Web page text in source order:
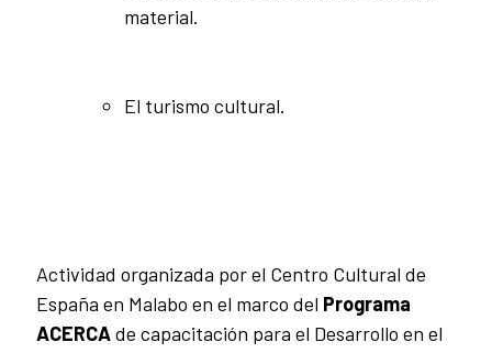
material.
El turismo cultural.
Actividad organizada por el Centro Cultural de
España en Malabo en el marco del Programa
ACERCAde capacitación para el Desarrollo en el